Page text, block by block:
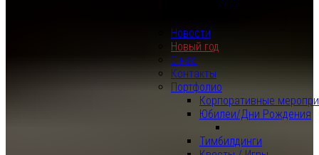
Новости
Новый год
О нас
Контакты
Портфолио
Корпоративные
Юбилеи/Дни Рождения
Тимбилдинги